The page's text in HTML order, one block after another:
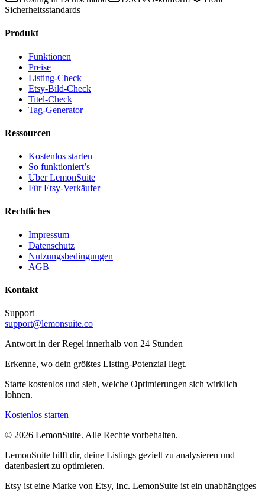
Sicherheitsstandards
Produkt
Funktionen
Preise
Listing-Check
Etsy-Bild-Check
Titel-Check
Tag-Generator
Ressourcen
Kostenlos starten
So funktioniert’s
Über LemonSuite
Für Etsy-Verkäufer
Rechtliches
Impressum
Datenschutz
Nutzungsbedingungen
AGB
Kontakt
Support
support@lemonsuite.co
Antwort in der Regel innerhalb von 24 Stunden
Erkenne, wo dein größtes Listing-Potenzial liegt.
Starte kostenlos und sieh, welche Optimierungen sich wirklich
lohnen.
Kostenlos starten
© 2026 LemonSuite. Alle Rechte vorbehalten.
LemonSuite hilft dir, deine Listings gezielt zu analysieren und
datenbasiert zu optimieren.
Etsy ist eine Marke von Etsy, Inc. LemonSuite ist ein unabhängiges